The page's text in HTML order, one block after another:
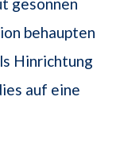
gesonnen
behaupten
Hinrichtung
auf eine